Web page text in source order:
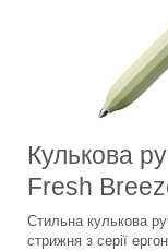
Кулькова
Fresh
Стильна кулькова
стрижня з серії